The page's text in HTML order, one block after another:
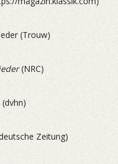
(Trouw)
(NRC)
Zeitung)